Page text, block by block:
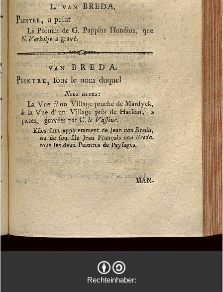
Rechteinhaber: